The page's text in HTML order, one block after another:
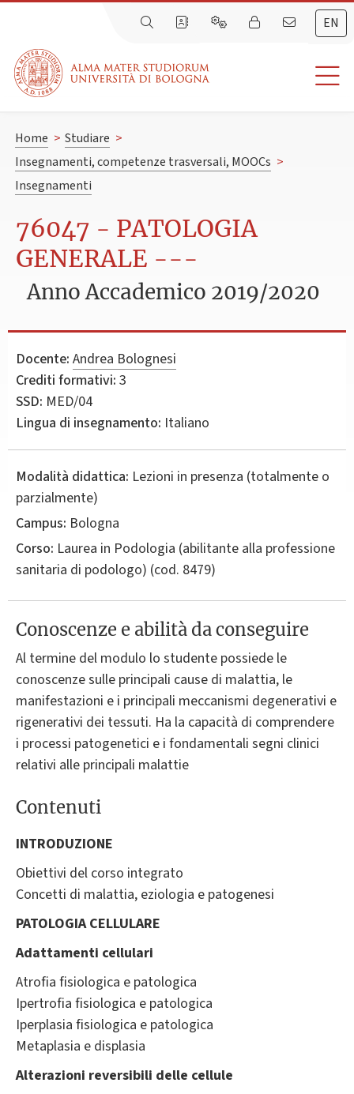
EN
Home > Studiare >
Insegnamenti, competenze trasversali, MOOCs >
Insegnamenti
76047 - PATOLOGIA
GENERALE ---
Anno Accademico 2019/2020
Docente: Andrea Bolognesi
Crediti formativi: 3
SSD: MED/04
Lingua di insegnamento: Italiano
Modalità didattica: Lezioni in presenza (totalmente o
parzialmente)
Campus: Bologna
Corso: Laurea in Podologia (abilitante alla professione
sanitaria di podologo) (cod. 8479)
Conoscenze e abilità da conseguire
Al termine del modulo lo studente possiede le
conoscenze sulle principali cause di malattia, le
manifestazioni e i principali meccanismi degenerativi e
rigenerativi dei tessuti. Ha la capacità di comprendere
i processi patogenetici e i fondamentali segni clinici
relativi alle principali malattie
Contenuti
INTRODUZIONE
Obiettivi del corso integrato
Concetti di malattia, eziologia e patogenesi
PATOLOGIA CELLULARE
Adattamenti cellulari
Atrofia fisiologica e patologica
Ipertrofia fisiologica e patologica
Iperplasia fisiologica e patologica
Metaplasia e displasia
Alterazioni reversibili delle cellule